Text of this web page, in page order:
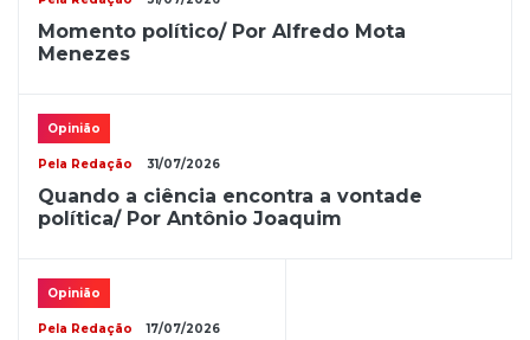
Momento político/ Por Alfredo Mota
Menezes
Opinião
Pela Redação 31/07/2026
Quando a ciência encontra a vontade
política/ Por Antônio Joaquim
Opinião
Pela Redação 17/07/2026